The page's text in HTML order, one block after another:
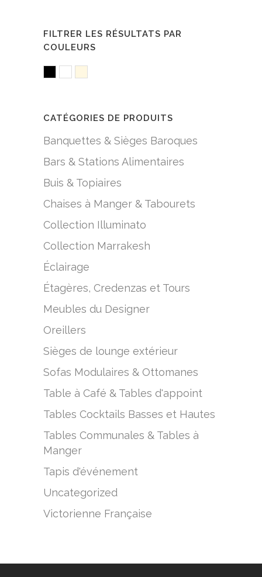
FILTRER LES RÉSULTATS PAR
COULEURS
CATÉGORIES DE PRODUITS
Banquettes & Sièges Baroques
Bars & Stations Alimentaires
Buis & Topiaires
Chaises à Manger & Tabourets
Collection Illuminato
Collection Marrakesh
Éclairage
Étagères, Credenzas et Tours
Meubles du Designer
Oreillers
Sièges de lounge extérieur
Sofas Modulaires & Ottomanes
Table à Café & Tables d'appoint
Tables Cocktails Basses et Hautes
Tables Communales & Tables à
Manger
Tapis d'événement
Uncategorized
Victorienne Française